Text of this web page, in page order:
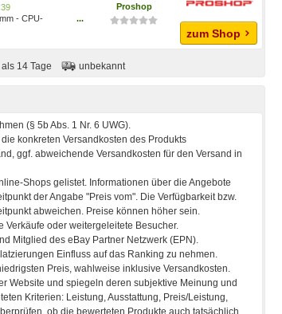
- CPU-
...
Proshop
zum Shop
14 Tage unbekannt